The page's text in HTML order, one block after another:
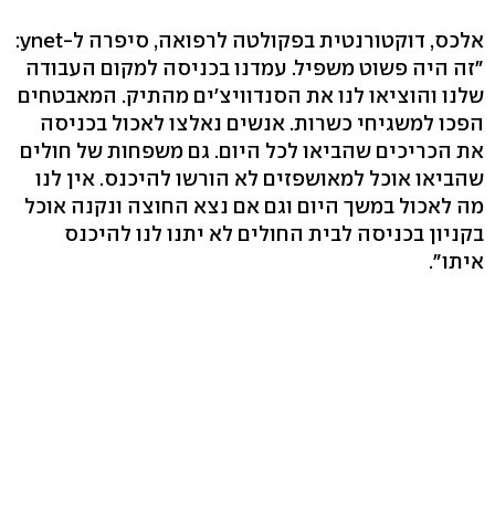
אלכס, דוקטורנטית בפקולטה לרפואה, סיפרה ל-ynet:
"זה היה פשוט משפיל. עמדנו בכניסה למקום העבודה
שלנו והוציאו לנו את הסנדוויצ'ים מהתיק. המאבטחים
הפכו למשגיחי כשרות. אנשים נאלצו לאכול בכניסה
את הכריכים שהביאו לכל היום. גם משפחות של חולים
שהביאו אוכל למאושפזים לא הורשו להיכנס. אין לנו
מה לאכול במשך היום וגם אם נצא החוצה ונקנה אוכל
בקניון בכניסה לבית החולים לא יתנו לנו להיכנס
איתו".